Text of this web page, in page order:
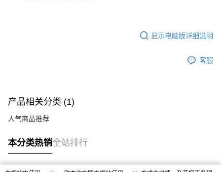
显示电脑版详细说明
客服
产品相关分类 (1)
人气商品推荐
本分类热销全站排行